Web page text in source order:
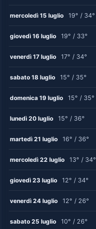
mercoledì 15 luglio 19° / 34°
giovedì 16 luglio 19° / 33°
venerdì 17 luglio 17° / 34°
sabato 18 luglio 15° / 35°
domenica 19 luglio 15° / 35°
lunedì 20 luglio 15° / 36°
martedì 21 luglio 16° / 36°
mercoledì 22 luglio 13° / 34°
giovedì 23 luglio 12° / 34°
venerdì 24 luglio 12° / 26°
sabato 25 luglio 10° / 26°